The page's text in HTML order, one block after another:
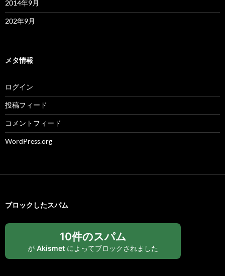
2014年9月
202年9月
メタ情報
ログイン
投稿フィード
コメントフィード
WordPress.org
ブロックしたスパム
10件のスパム
が Akismet によってブロックされました